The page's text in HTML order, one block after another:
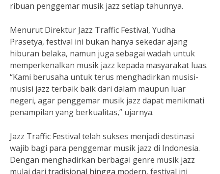
ribuan penggemar musik jazz setiap tahunnya.
Menurut Direktur Jazz Traffic Festival, Yudha
Prasetya, festival ini bukan hanya sekedar ajang
hiburan belaka, namun juga sebagai wadah untuk
memperkenalkan musik jazz kepada masyarakat luas.
“Kami berusaha untuk terus menghadirkan musisi-
musisi jazz terbaik baik dari dalam maupun luar
negeri, agar penggemar musik jazz dapat menikmati
penampilan yang berkualitas,” ujarnya.
Jazz Traffic Festival telah sukses menjadi destinasi
wajib bagi para penggemar musik jazz di Indonesia.
Dengan menghadirkan berbagai genre musik jazz
mulai dari tradisional hingga modern, festival ini